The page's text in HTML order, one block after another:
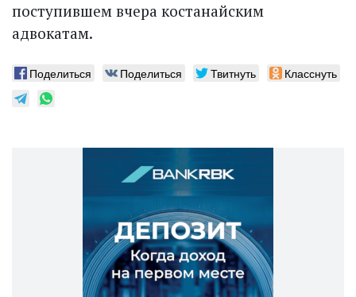
поступившем вчера костанайским
адвокатам.
Поделиться Поделиться Твитнуть Класснуть